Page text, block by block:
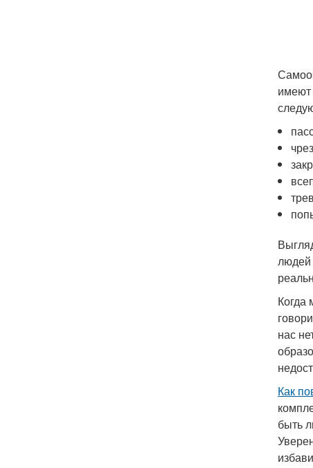
имеют
людей
Когда
нас
Как
быть